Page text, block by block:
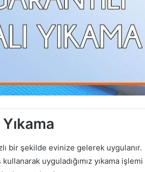
bir şekilde evinize gelerek uygulanır.
uyguladığımız yıkama işlemi